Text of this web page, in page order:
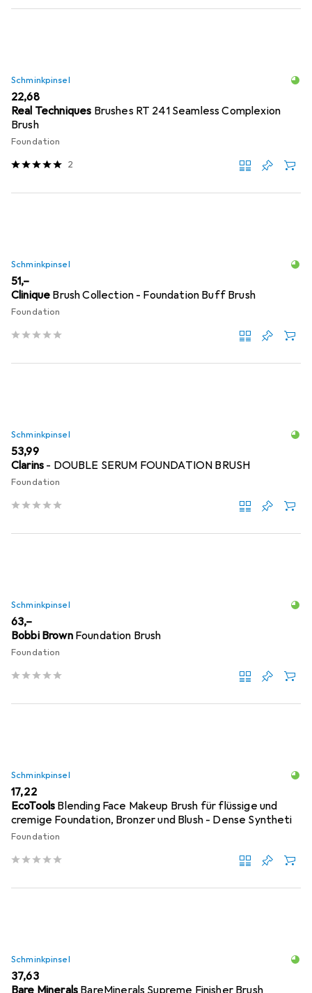
Schminkpinsel
EUR
22,68
Real Techniques Brushes RT 241 Seamless Complexion
Brush
Foundation
2
Schminkpinsel
EUR
51,–
Clinique Brush Collection - Foundation Buff Brush
Foundation
Schminkpinsel
EUR
53,99
Clarins - DOUBLE SERUM FOUNDATION BRUSH
Foundation
Schminkpinsel
EUR
63,–
Bobbi Brown Foundation Brush
Foundation
Schminkpinsel
EUR
17,22
EcoTools Blending Face Makeup Brush für flüssige und
cremige Foundation, Bronzer und Blush - Dense Syntheti
Foundation
Schminkpinsel
EUR
37,63
Bare Minerals BareMinerals Supreme Finisher Brush